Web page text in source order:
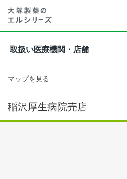
取扱い医療機関・店舗
マップを見る
稲沢厚生病院売店